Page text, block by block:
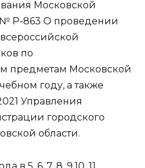
Московской
№ Р-863 О проведении
по
предметам Московской
году, а также
Управления
городского
области.
в 5, 6, 7, 8, 9,10, 11